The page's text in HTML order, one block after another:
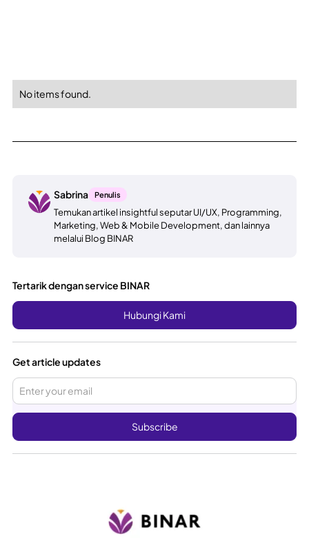
No items found.
Sabrina Penulis
Temukan artikel insightful seputar UI/UX, Programming,
Marketing, Web & Mobile Development, dan lainnya
melalui Blog BINAR
Tertarik dengan service BINAR
Hubungi Kami
Get article updates